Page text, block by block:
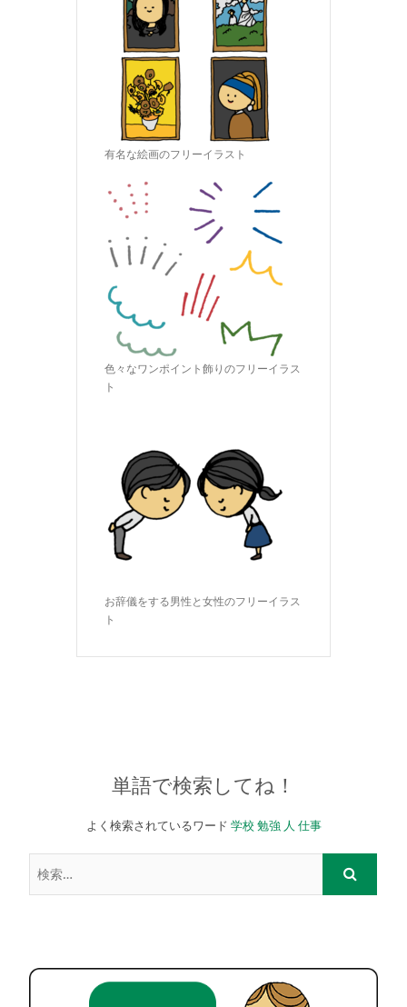
有名な絵画のフリーイラスト
色々なワンポイント飾りのフリーイラス
ト
お辞儀をする男性と女性のフリーイラス
ト
単語で検索してね！
よく検索されているワード 学校 勉強 人 仕事